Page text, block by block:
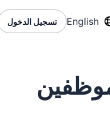
English تسجيل الدخول